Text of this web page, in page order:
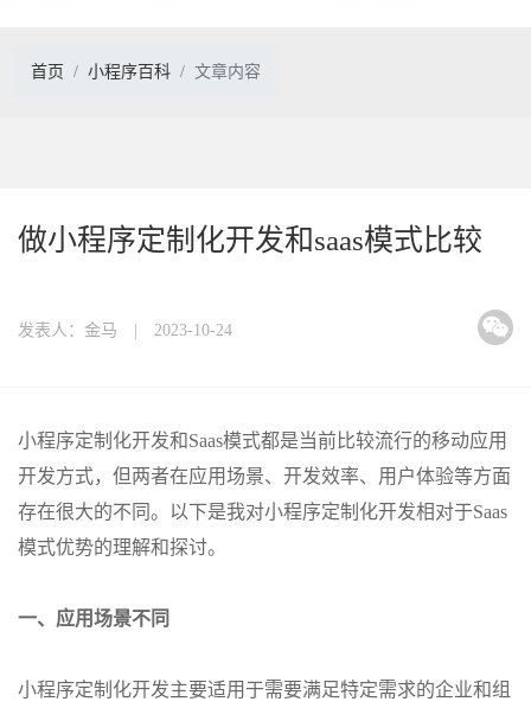
首页 小程序百科 文章内容
做小程序定制化开发和saas模式比较
发表人：金马 | 2023-10-24
小程序定制化开发和Saas模式都是当前比较流行的移动应用
开发方式，但两者在应用场景、开发效率、用户体验等方面
存在很大的不同。以下是我对小程序定制化开发相对于Saas
模式优势的理解和探讨。
一、应用场景不同
小程序定制化开发主要适用于需要满足特定需求的企业和组